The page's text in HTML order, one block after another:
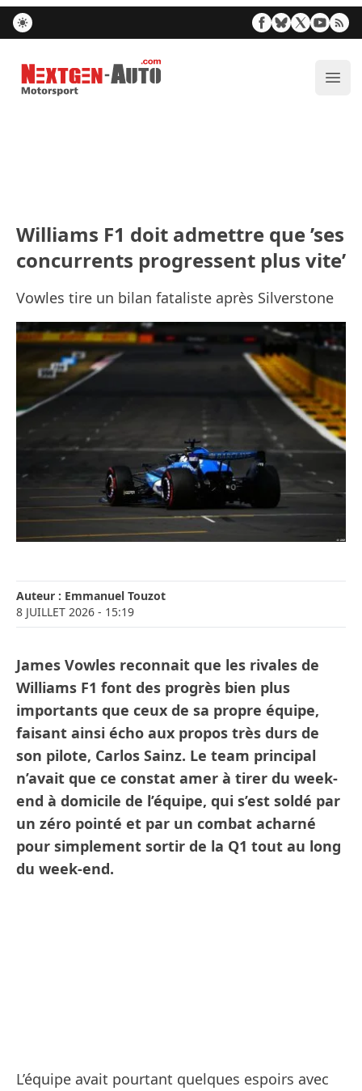
Nextgen-Auto.com
Williams F1 doit admettre que ’ses
concurrents progressent plus vite’
Vowles tire un bilan fataliste après Silverstone
Auteur : Emmanuel Touzot
8 JUILLET 2026 - 15:19
James Vowles reconnait que les rivales de
Williams F1 font des progrès bien plus
importants que ceux de sa propre équipe,
faisant ainsi écho aux propos très durs de
son pilote, Carlos Sainz. Le team principal
n’avait que ce constat amer à tirer du week-
end à domicile de l’équipe, qui s’est soldé par
un zéro pointé et par un combat acharné
pour simplement sortir de la Q1 tout au long
du week-end.
L’équipe avait pourtant quelques espoirs avec